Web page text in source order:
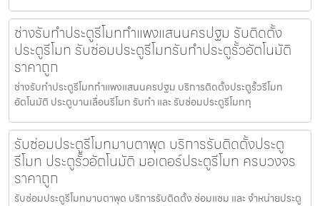
ช่างรับทำประตูรีโมทกำแพงแสนนครปฐม รับติดตั้ง
ประตูรีโมท รับซ่อมประตูรีโมทรับทำประตูรั้วอัตโนมัติ
ราคาถูก
ช่างรับทำประตูรีโมทกำแพงแสนนครปฐม บริการติดตั้งประตูรั้วรีโมท
อัตโนมัติ ประตูบานเลื่อนรีโมท รับทำ และ รับซ่อมประตูรีโมททุ
รับซ่อมประตูรีโมทมาบตาพุด บริการรับติดตั้งประตู
รีโมท ประตูรั้วอัตโนมัติ มอเตอร์ประตูรีโมท ครบวงจร
ราคาถูก
รับซ่อมประตูรีโมทมาบตาพุด บริการรับติดตั้ง ซ่อมแซม และ จำหน่ายประตู